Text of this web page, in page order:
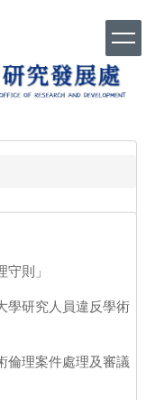
則」
學研究人員違反學術
倫理案件處理及審議